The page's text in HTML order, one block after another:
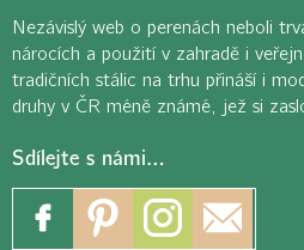
Nezávislý web o perenách neboli
nárocích a použití v zahradě i
tradičních stálic na trhu přináší i
druhy v ČR méně známé, jež si
Sdílejte s námi…